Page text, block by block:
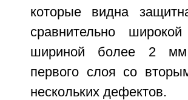
которые видна
сравнительно
шириной более 2 мм,
первого слоя со
нескольких дефектов.